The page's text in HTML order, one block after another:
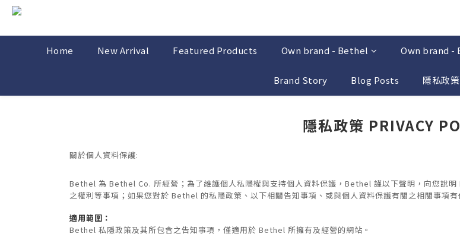
Home New Arrival Featured Products Own brand - Bethel Own brand -
Brand Story Blog Posts 隱私政
隱私政策 PRIVACY
關於個人資料保護:
Bethel 為 Bethel Co. 所經營；為了維護個人私隱權與支持個人資料保護，Bethel 謹以下聲明，向您說
之權利等事項；如果您對於 Bethel 的私隱政策、以下相關告知事項、或與個人資料保護有關之相關事項
適用範圍：
Bethel 私隱政策及其所包含之告知事項，僅適用於 Bethel 所擁有及經營的網站。